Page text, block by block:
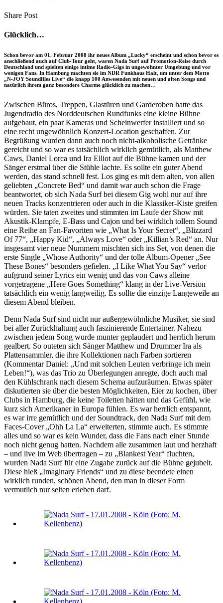
Share PostShare
Copy
Send
Glücklich…
Schon bevor am 01. Februar 2008 ihr neues Album „Lucky“ erscheint und schon bevor es
anschließend auch auf Club-Tour geht, waren Nada Surf auf Promotion-Reise durch
Deutschland und spielten einige intime Radio-Gigs in ungewohnter Umgebung und vor
wenigen Fans. In Hamburg machten sie im NDR Funkhaus Halt, um unter dem Motto
„N-JOY Soundfiles Live“ die knapp 100 Anwesenden mit neuen und alten Songs und
natürlich ihrem ganz besondere Charme glücklich zu machen…
Zwischen Büros, Treppen, Glastüren und Garderoben hatte das
Jugendradio des Norddeutschen Rundfunks eine kleine Bühne
aufgebaut, ein paar Kameras und Scheinwerfer installiert und so
eine recht ungewöhnlich Konzert-Location geschaffen. Zur
Begrüßung wurden dann auch noch nicht-alkoholische Getränke
gereicht und so war es tatsächlich wirklich gemütlich, als Matthew
Caws, Daniel Lorca und Ira Elliot auf die Bühne kamen und der
Sänger erstmal über die Stühle lachte. Es sollte ein guter Abend
werden, das stand schnell fest. Los ging es mit dem alten, von allen
geliebten „Concrete Bed“ und damit war auch schon die Frage
beantwortet, ob sich Nada Surf bei diesem Gig wohl nur auf ihre
neuen Tracks konzentrieren oder auch in die Klassiker-Kiste greifen
würden. Sie taten zweites und stimmten im Laufe der Show mit
Akustik-Klampfe, E-Bass und Cajon und bei wirklich tollem Sound
eine Reihe an Fan-Favoriten wie „What Is Your Secret“, „Blizzard
Of 77“, „Happy Kid“, „Always Love“ oder „Killian’s Red“ an. Nur
insgesamt vier neue Nummern mischten sich ins Set, von denen die
erste Single „Whose Authority“ und der tolle Album-Opener „See
These Bones“ besonders gefielen. „I Like What You Say“ verlor
aufgrund seiner Lyrics ein wenig und das von Caws alleine
vorgetragene „Here Goes Something“ klang in der Live-Version
tatsächlich ein wenig langweilig. Es sollte die einzige Langeweile an
diesem Abend bleiben.
Denn Nada Surf sind nicht nur außergewöhnliche Musiker, sie sind
bei aller Zurückhaltung auch faszinierende Entertainer. Nahezu
zwischen jedem Song wurde munter geplaudert und herrlich herum
gealbert. So outeten sich Sänger Matthew und Drummer Ira als
Plattensammler, die ihre Kollektionen nach Farben sortieren
(Kommentar Daniel: „Und mit solchen Leuten verbringe ich mein
Leben!“), was das Trio zu Überlegungen anregte, doch auch mal
den Kühlschrank nach diesem Schema aufzuräumen. Etwas später
diskutierten sie über die besten Möglichkeiten, Eier zu kochen, über
Clubs in Hamburg, die keine Toiletten hätten und das Gefühl, wie
kurz sich Amerikaner in Europa fühlen. Es war herrlich entspannt,
es war irre gemütlich und der Soundtrack, den Nada Surf mit dem
Faces-Cover „Ohh La La“ erweiterten, stimmte auch. Es stimmte
alles und so war es kein Wunder, dass die Fans nach einer Stunde
noch nicht genug hatten. Nachdem alle zusammen laut und herzhaft
– und live im Web übertragen – zu „Blankest Year“ fluchten,
wurden Nada Surf für eine Zugabe zurück auf die Bühne gejubelt.
Diese hieß „Imaginary Friends“ und zu diese beendete einen
wirklich runden, schönen Abend, den man in dieser Form
vermutlich nur selten erleben darf.